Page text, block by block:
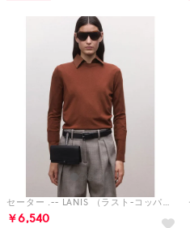
セーター .-- LANIS （ラスト-コッパー）
￥6,540